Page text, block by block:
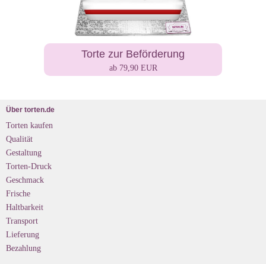
Torte zur Beförderung
ab 79,90 EUR
Über torten.de
Torten kaufen
Qualität
Gestaltung
Torten-Druck
Geschmack
Frische
Haltbarkeit
Transport
Lieferung
Bezahlung